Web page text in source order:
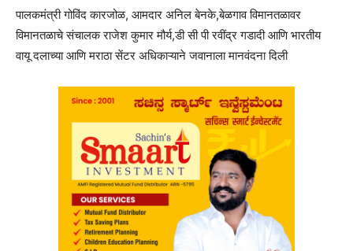
पालकमंत्री गोविंद कारजोळ, आमदार अनिल बेनके,बेळगाव विमानतळावर
विमानतळाचे संचालक राजेश कुमार मौर्य,डी सी पी रवींद्र गडादी आणि भारतीय
वायू दलाच्या आणि मराठा सेंटर अधिकाऱ्याने जवानाला मानवंदना दिली